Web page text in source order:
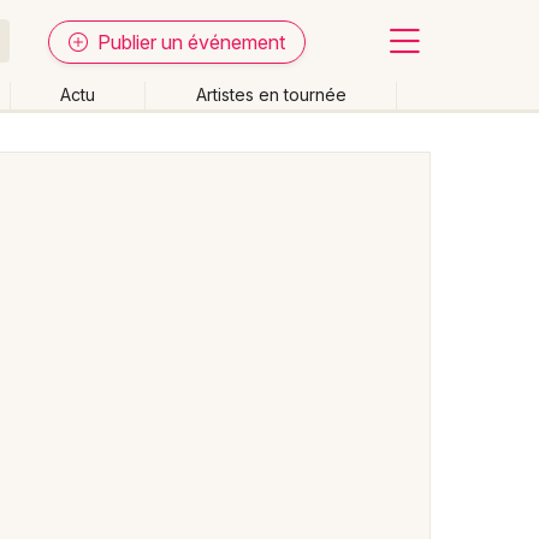
Publier un événement
Actu Artistes en tournée